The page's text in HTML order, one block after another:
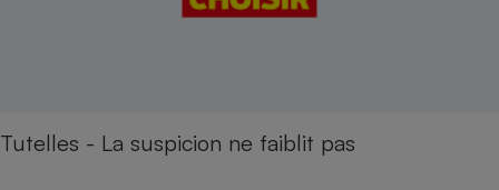
Tutelles - La suspicion ne faiblit pas